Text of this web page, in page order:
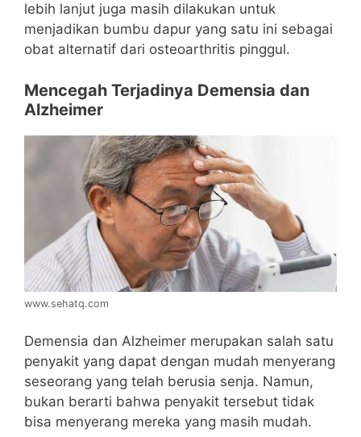
lebih lanjut juga masih dilakukan untuk
menjadikan bumbu dapur yang satu ini sebagai
obat alternatif dari osteoarthritis pinggul.
Mencegah Terjadinya Demensia dan
Alzheimer
www.sehatq.com
Demensia dan Alzheimer merupakan salah satu
penyakit yang dapat dengan mudah menyerang
seseorang yang telah berusia senja. Namun,
bukan berarti bahwa penyakit tersebut tidak
bisa menyerang mereka yang masih mudah.